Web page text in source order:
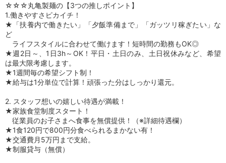
☆☆☆丸亀製麺の【3つの推しポイント】
1.働きやすさピカイチ！
★「扶養内で働きたい」「夕飯準備まで」「ガッツリ稼ぎたい」な
ど
ライフスタイルに合わせて働けます！短時間の勤務もOK◎
★週2日～、1日3h～OK！平日・土日のみ、土日祝休みなど、希望
は最大限考慮します。
★1週間毎の希望シフト制！
★給与は1分単位で計算！頑張った分はしっかり還元。
2. スタッフ想いの嬉しい待遇が満載！
★家族食堂制度スタート！
従業員のお子さまへ食事を無償提供！（※詳細待遇欄）
★1食120円で800円分食べられるまかない有！
★交通費月5万円まで支給。
★制服貸与（無償）